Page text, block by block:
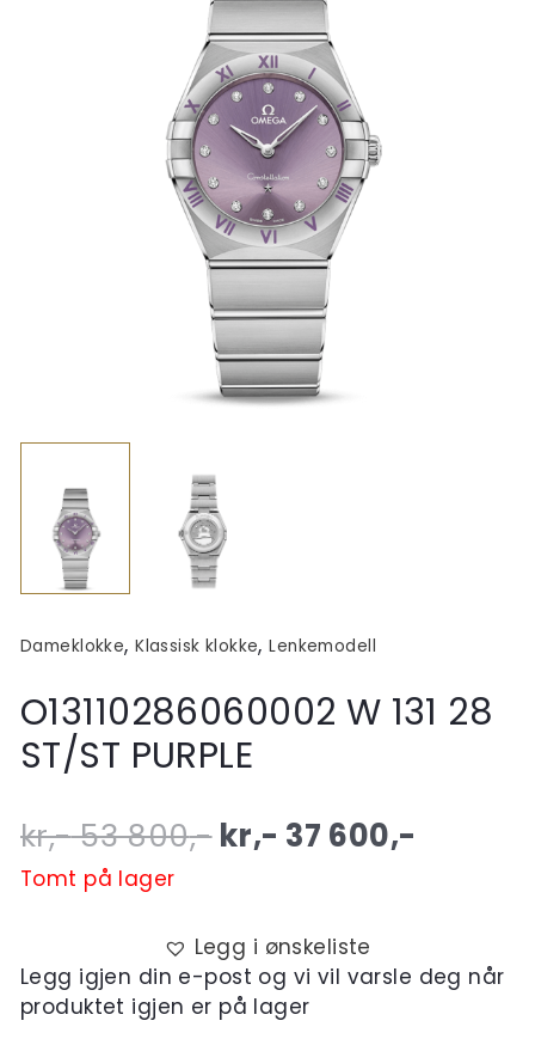
Dameklokke,Klassisk klokke,Lenkemodell
O13110286060002 W 131 28
ST/ST PURPLE
kr,-53 800,- Original
kr,- 53
800,-.
kr,- 37 600,-
kr,- 37
Tomt på lager
Legg i ønskeliste
Legg igjen din e-post og vi vil varsle deg når
produktet igjen er på lager